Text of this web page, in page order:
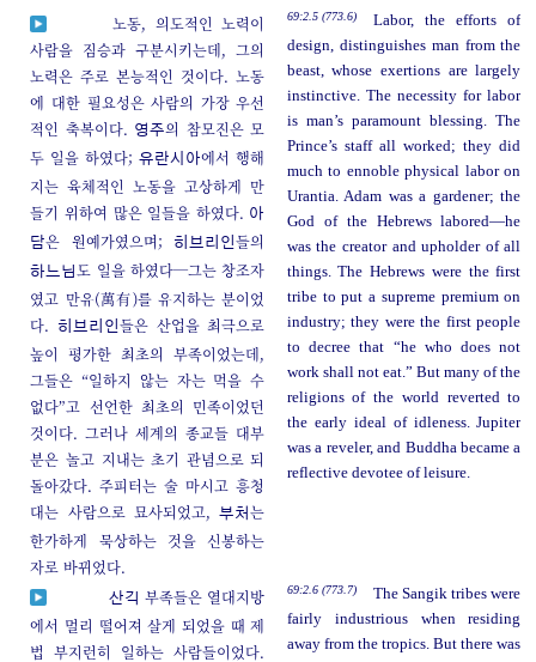
노동, 의도적인 노력이
사람을 짐승과 구분시키는데, 그의
노력은 주로 본능적인 것이다. 노동
에 대한 필요성은 사람의 가장 우선
적인 축복이다. 영주의 참모진은 모
두 일을 하였다;유란시아에서 행해
지는 육체적인 노동을 고상하게 만
들기 위하여 많은 일들을 하였다. 아
담은 원예가였으며; 히브리인들의
하느님도 일을 하였다─그는 창조자
였고 만유(萬有)를 유지하는 분이었
다.
히브리인들은 산업을 최극으로
높이 평가한 최초의 부족이었는데,
그들은 “일하지 않는 자는 먹을 수
없다”고 선언한 최초의 민족이었던
것이다. 그러나 세계의 종교들 대부
분은 놀고 지내는 초기 관념으로 되
돌아갔다. 주피터는 술 마시고 흥청
대는 사람으로 묘사되었고,부처는
한가하게 묵상하는 것을 신봉하는
자로 바뀌었다.
69:2.5 (773.6)
Labor, the efforts of
design, distinguishes man from the
beast, whose exertions are largely
instinctive. The necessity for labor
is man’s paramount blessing. The
Prince’s staff all worked; they did
much to ennoble physical labor on
Urantia. Adam was a gardener; the
God of the Hebrews labored—he
was the creator and upholder of all
things. The Hebrews were the first
tribe to put a supreme premium on
industry; they were the first people
to decree that “he who does not
work shall not eat.” But many of the
religions of the world reverted to
the early ideal of idleness. Jupiter
was a reveler, and Buddha became a
reflective devotee of leisure.
산긱 부족들은 열대지방
에서 멀리 떨어져 살게 되었을 때 제
법 부지런히 일하는 사람들이었다.
69:2.6 (773.7)
The Sangik tribes were
fairly industrious when residing
away from the tropics. But there was